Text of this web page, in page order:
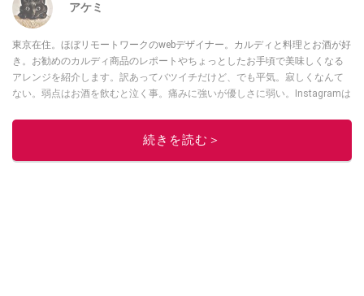
アケミ
東京在住。ほぼリモートワークのwebデザイナー。カルディと料理とお酒が好
き。お勧めのカルディ商品のレポートやちょっとしたお手頃で美味しくなる
アレンジを紹介します。訳あってバツイチだけど、でも平気。寂しくなんて
ない。弱点はお酒を飲むと泣く事。痛みに強いが優しさに弱い。Instagramは
このイチオシストの他の記事を読む
続きを読む＞